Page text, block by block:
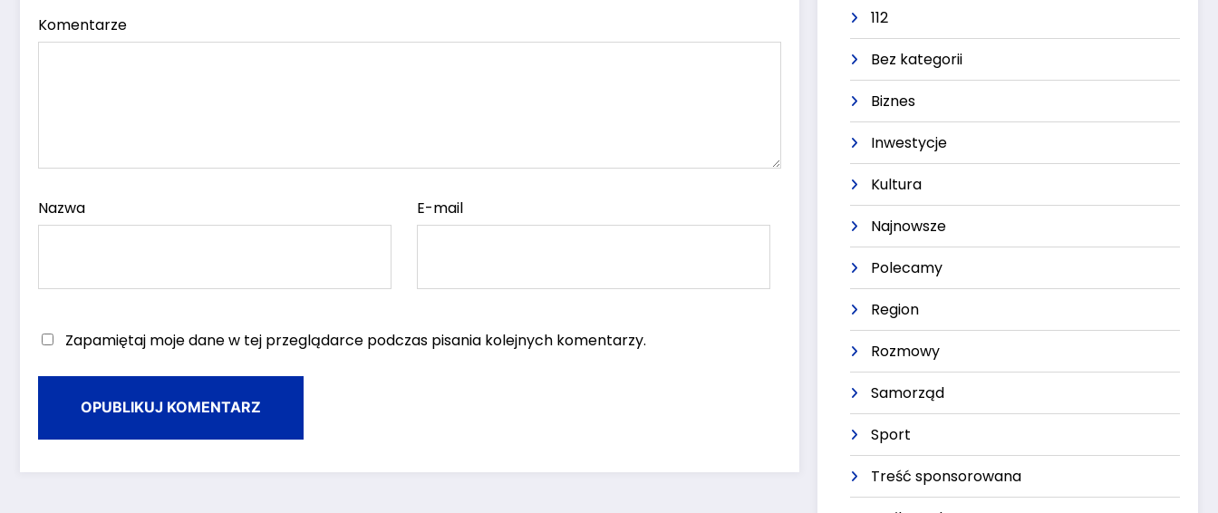
Komentarze
Nazwa E-mail
Zapamiętaj moje dane w tej przeglądarce podczas pisania kolejnych komentarzy.
112
Bez kategorii
Biznes
Inwestycje
Kultura
Najnowsze
Polecamy
Region
Rozmowy
Samorząd
Sport
Treść sponsorowana